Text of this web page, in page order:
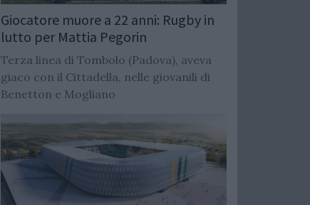
Giocatore muore a 22 anni: Rugby in
lutto per Mattia Pegorin
Terza linea di Tombolo (Padova), aveva
giaco con il Cittadella, nelle giovanili di
Benetton e Mogliano